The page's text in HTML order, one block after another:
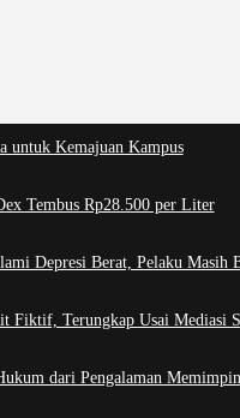
untuk Kemajuan Kampus
Tembus Rp28.500 per Liter
Depresi Berat, Pelaku Masih
Terungkap Usai Mediasi
dari Pengalaman Memimpin